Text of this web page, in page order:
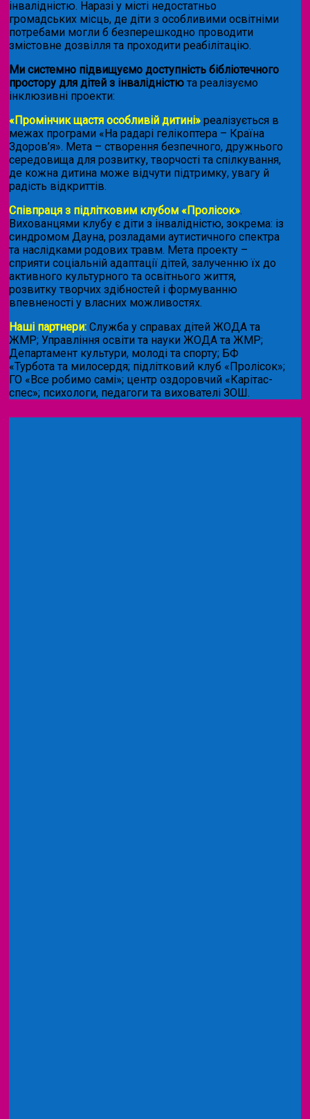
інвалідністю. Наразі у місті недостатньо
громадських місць, де діти з особливими освітніми
потребами могли б безперешкодно проводити
змістовне дозвілля та проходити реабілітацію.
Ми системно підвищуємо доступність бібліотечного
простору для дітей з інвалідністю та реалізуємо
інклюзивні проекти:
«Промінчик щастя особливій дитині» реалізується в
межах програми «На радарі гелікоптера – Країна
Здоров’я». Мета – створення безпечного, дружнього
середовища для розвитку, творчості та спілкування,
де кожна дитина може відчути підтримку, увагу й
радість відкриттів.
Співпраця з підлітковим клубом «Пролісок».
Вихованцями клубу є діти з інвалідністю, зокрема: із
синдромом Дауна, розладами аутистичного спектра
та наслідками родових травм. Мета проекту –
сприяти соціальній адаптації дітей, залученню їх до
активного культурного та освітнього життя,
розвитку творчих здібностей і формуванню
впевненості у власних можливостях.
Наші партнери: Служба у справах дітей ЖОДА та
ЖМР; Управління освіти та науки ЖОДА та ЖМР;
Департамент культури, молоді та спорту; БФ
«Турбота та милосердя; підлітковий клуб «Пролісок»;
ГО «Все робимо самі»; центр оздоровчий «Карітас-
спес»; психологи, педагоги та вихователі ЗОШ.